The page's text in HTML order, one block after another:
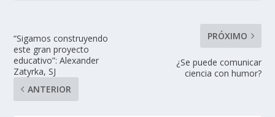
“Sigamos construyendo
este gran proyecto
educativo”: Alexander
Zatyrka, SJ
ANTERIOR
PRÓXIMO
¿Se puede comunicar
ciencia con humor?